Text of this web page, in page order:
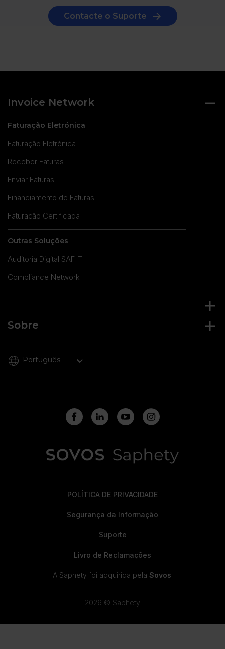
Contacte o Suporte
Invoice Network
Faturação Eletrónica
Faturação Eletrónica
Receber Faturas
Enviar Faturas
Financiamento de Faturas
Faturação Certificada
Outras Soluções
Auditoria Digital SAF-T
Compliance Network
Sobre
Português
POLÍTICA DE PRIVACIDADE
Segurança da Informação
Suporte
Livro de Reclamações
A Saphety foi adquirida pela Sovos.
2026 © Saphety